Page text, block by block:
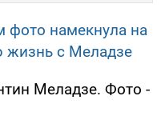
фото намекнула на
жизнь с Меладзе
Меладзе. Фото -